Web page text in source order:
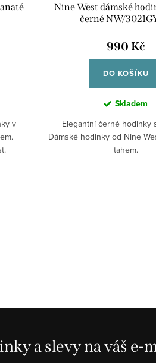
v
Nine West dámské
černé NW/
990 Kč
DO KOŠÍKU
Skladem
Elegantní černé hodinky
Dámské hodinky od Nine
tahem.
a slevy na váš e-